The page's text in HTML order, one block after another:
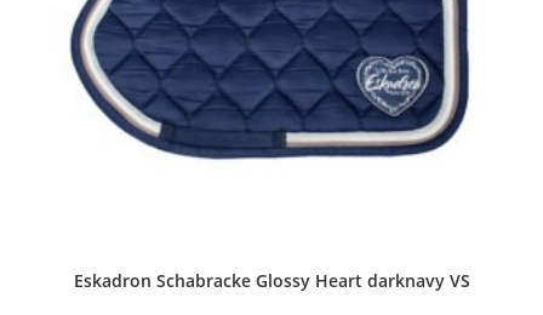
Eskadron Schabracke Glossy Heart darknavy VS